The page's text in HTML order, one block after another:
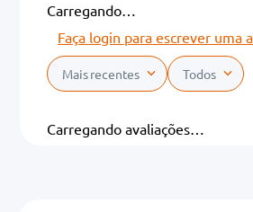
Carregando…
Faça login para escrever uma
Mais recentes Todos
Carregando avaliações…